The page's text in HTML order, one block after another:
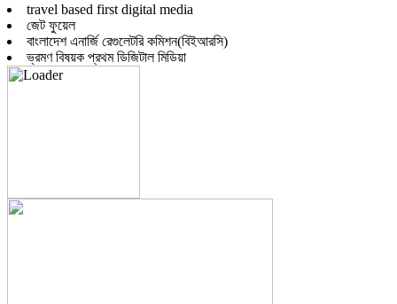
travel based first digital media
জেট ফুয়েল
বাংলাদেশ এনার্জি রেগুলেটরি কমিশন(বিইআরসি)
ভ্রমণ বিষয়ক প্রথম ডিজিটাল মিডিয়া